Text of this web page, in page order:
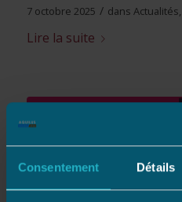
Consentement Détails
7 octobre 2025 / dans Actualités,
Lire la suite